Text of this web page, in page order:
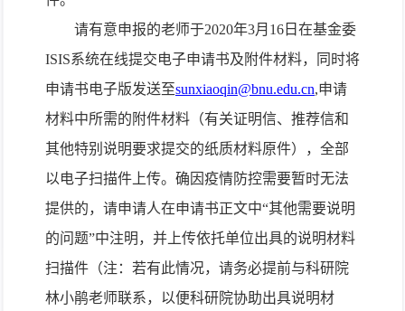
请有意申报的老师于2020年3月16日在基金委
ISIS系统在线提交电子申请书及附件材料，
同时将
申请书电子版发送至sunxiaoqin@bnu.edu.cn,申请
材料中所需的附件材料（有关证明信、推荐信和
其他特别说明要求提交的纸质材料原件），全部
以电子扫描件上传。确因疫情防控需要暂时无法
提供的，请申请人在申请书正文中“其他需要说明
的问题”中注明，并上传依托单位出具的说明材料
扫描件（注：若有此情况，请务必提前与科研院
林小鹃老师联系，以便科研院协助出具说明材